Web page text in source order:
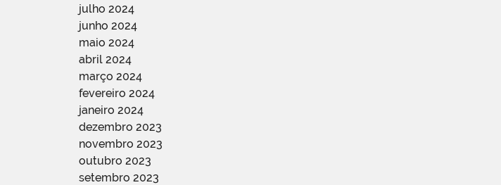
julho 2024
junho 2024
maio 2024
abril 2024
março 2024
fevereiro 2024
janeiro 2024
dezembro 2023
novembro 2023
outubro 2023
setembro 2023